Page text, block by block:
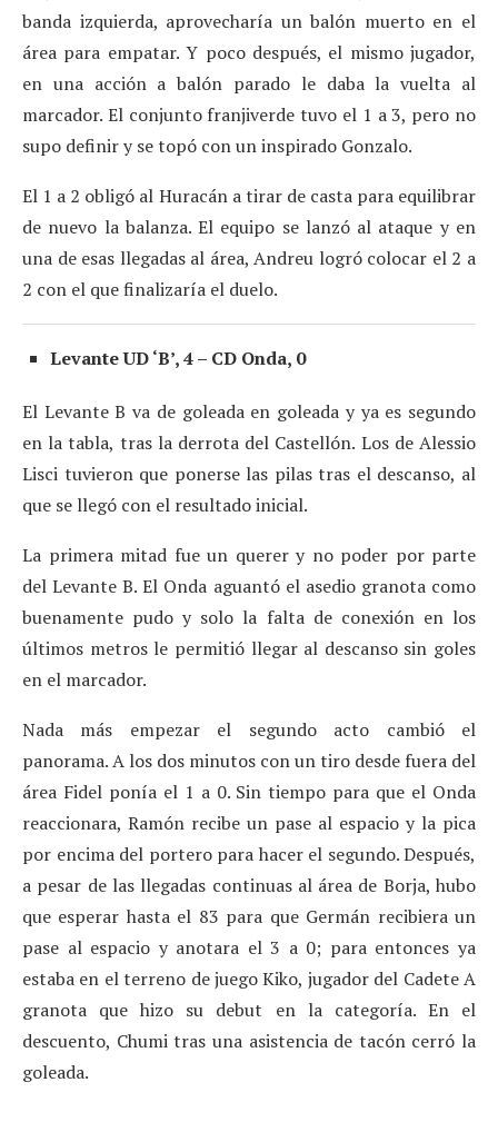
banda izquierda, aprovecharía un balón muerto en el
área para empatar. Y poco después, el mismo jugador,
en una acción a balón parado le daba la vuelta al
marcador. El conjunto franjiverde tuvo el 1 a 3, pero no
supo definir y se topó con un inspirado Gonzalo.
El 1 a 2 obligó al Huracán a tirar de casta para equilibrar
de nuevo la balanza. El equipo se lanzó al ataque y en
una de esas llegadas al área, Andreu logró colocar el 2 a
2 con el que finalizaría el duelo.
Levante UD ‘B’, 4 – CD Onda, 0
El Levante B va de goleada en goleada y ya es segundo
en la tabla, tras la derrota del Castellón. Los de Alessio
Lisci tuvieron que ponerse las pilas tras el descanso, al
que se llegó con el resultado inicial.
La primera mitad fue un querer y no poder por parte
del Levante B. El Onda aguantó el asedio granota como
buenamente pudo y solo la falta de conexión en los
últimos metros le permitió llegar al descanso sin goles
en el marcador.
Nada más empezar el segundo acto cambió el
panorama. A los dos minutos con un tiro desde fuera del
área Fidel ponía el 1 a 0. Sin tiempo para que el Onda
reaccionara, Ramón recibe un pase al espacio y la pica
por encima del portero para hacer el segundo. Después,
a pesar de las llegadas continuas al área de Borja, hubo
que esperar hasta el 83 para que Germán recibiera un
pase al espacio y anotara el 3 a 0; para entonces ya
estaba en el terreno de juego Kiko, jugador del Cadete A
granota que hizo su debut en la categoría. En el
descuento, Chumi tras una asistencia de tacón cerró la
goleada.